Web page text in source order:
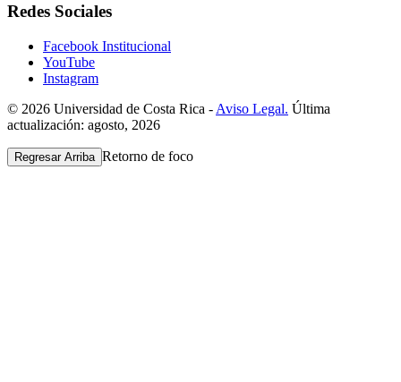
Redes Sociales
Facebook Institucional
YouTube
Instagram
© 2026 Universidad de Costa Rica - Aviso Legal. Última
actualización: agosto, 2026
Regresar Arriba Retorno de foco